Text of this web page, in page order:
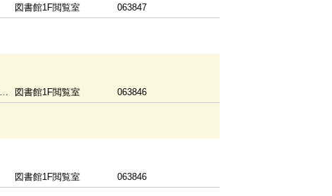
図書館1F閲覧室 063847
図書館1F閲覧室 063846
図書館1F閲覧室 063846